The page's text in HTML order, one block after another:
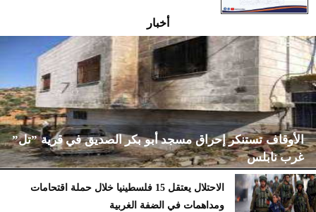
أخبار
الأوقاف تستنكر إحراق مسجد أبو بكر الصديق في قرية ”تل”
غرب نابلس
الاحتلال يعتقل 15 فلسطينيا خلال حملة اقتحامات
ومداهمات في الضفة الغربية